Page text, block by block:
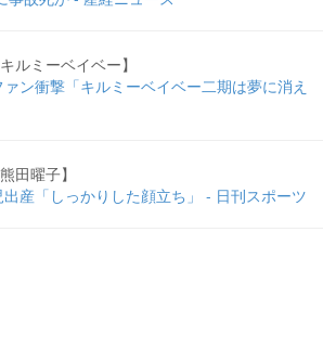
ルミーベイベー】
ン衝撃「キルミーベイベー二期は夢に消え
田曜子】
産「しっかりした顔立ち」 - 日刊スポーツ